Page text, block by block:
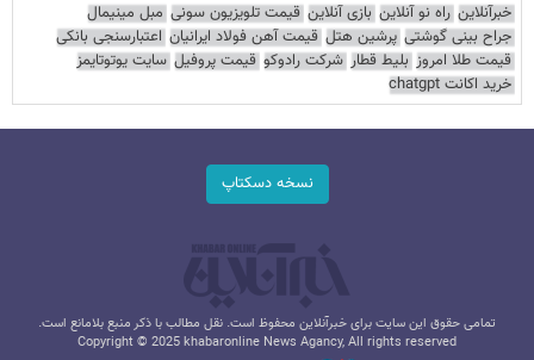
خبرآنلاین راه نو آنلاین بازی آنلاین قیمت تلویزیون سونی مبل مینیمال
جراح بینی گوشتی پرشین هتل قیمت آهن فولاد ایرانیان اعتبارسنجی بانکی
قیمت طلا امروز بلیط قطار شرکت رادوکو قیمت پروفیل سایت یوتوتایمز
خرید اکانت chatgpt
نسخه دسکتاپ
تمامی حقوق این سایت برای خبرآنلاین محفوظ است. نقل مطالب با ذکر منبع بلامانع است.
Copyright © 2025 khabaronline News Agancy, All rights reserved